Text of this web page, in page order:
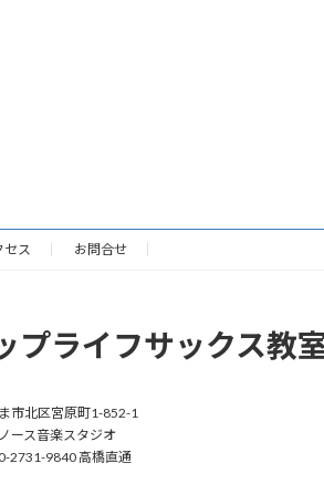
セス お問合せ
プライフサックス教
市北区宮原町1-852-1
ース音楽スタジオ
2731-9840 高橋直通